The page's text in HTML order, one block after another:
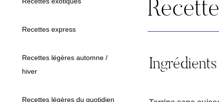
Recettes express
Recettes légères automne /
hiver
Recettes légères du quotidien
Recette
Ingrédients